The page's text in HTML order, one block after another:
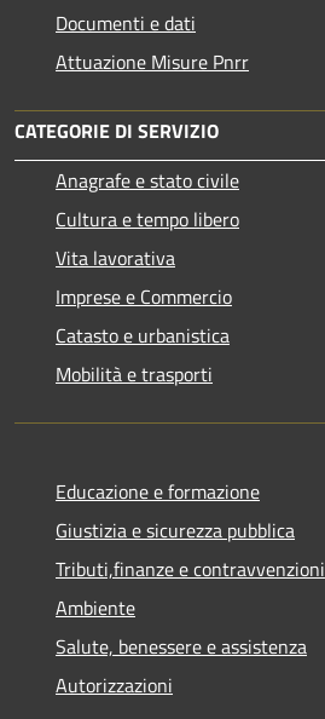
Documenti e dati
Attuazione Misure Pnrr
CATEGORIE DI SERVIZIO
Anagrafe e stato civile
Cultura e tempo libero
Vita lavorativa
Imprese e Commercio
Catasto e urbanistica
Mobilità e trasporti
Educazione e formazione
Giustizia e sicurezza pubblica
Tributi,finanze e contravvenzioni
Ambiente
Salute, benessere e assistenza
Autorizzazioni